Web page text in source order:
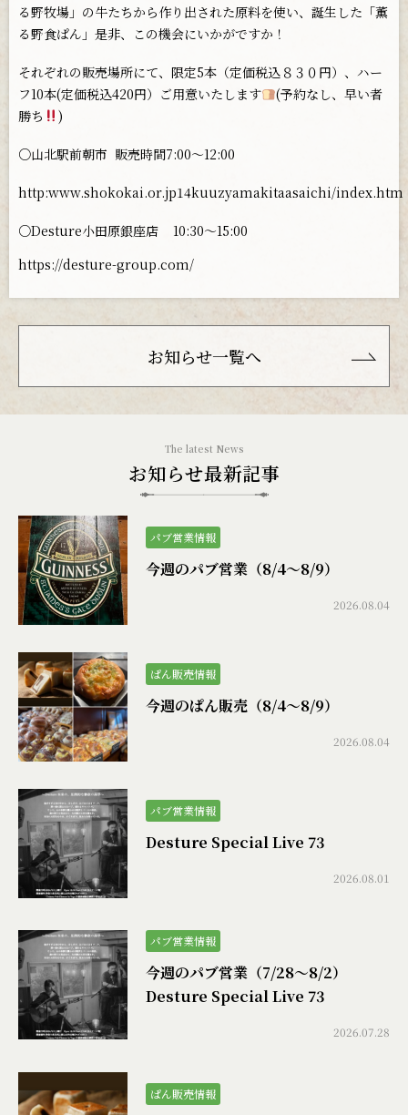
る野牧場」の牛たちから作り出された原料を使い、誕生した「薫
る野食ぱん」是非、この機会にいかがですか！
それぞれの販売場所にて、限定5本（定価税込８３０円）、ハー
フ10本(定価税込420円）ご用意いたします
(予約なし、早い者
勝ち
)
○山北駅前朝市 販売時間7:00〜12:00
http:www.shokokai.or.jp14kuuzyamakitaasaichi/index.htm
○Desture小田原銀座店 10:30〜15:00
https://desture-group.com/
お知らせ一覧へ
お知らせ最新記事
パブ営業情報
今週のパブ営業（8/4〜8/9）
2026.08.04
ぱん販売情報
今週のぱん販売（8/4〜8/9）
2026.08.04
パブ営業情報
Desture Special Live 73
2026.08.01
パブ営業情報
今週のパブ営業（7/28〜8/2）
Desture Special Live 73
2026.07.28
ぱん販売情報